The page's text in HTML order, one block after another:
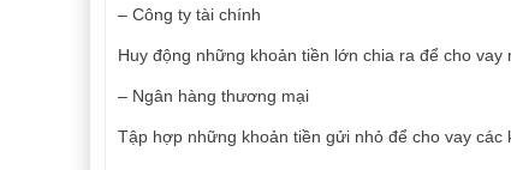
– Công ty tài chính
Huy động những khoản tiền lớn chia ra để cho vay
– Ngân hàng thương mại
Tập hợp những khoản tiền gửi nhỏ để cho vay các